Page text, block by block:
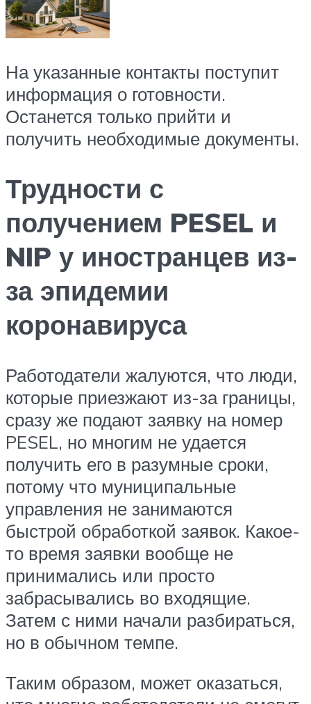
На указанные контакты поступит
информация о готовности.
Останется только прийти и
получить необходимые документы.
Трудности с
получением PESEL и
NIP у иностранцев из-
за эпидемии
коронавируса
Работодатели жалуются, что люди,
которые приезжают из-за границы,
сразу же подают заявку на номер
PESEL, но многим не удается
получить его в разумные сроки,
потому что муниципальные
управления не занимаются
быстрой обработкой заявок. Какое-
то время заявки вообще не
принимались или просто
забрасывались во входящие.
Затем с ними начали разбираться,
но в обычном темпе.
Таким образом, может оказаться,